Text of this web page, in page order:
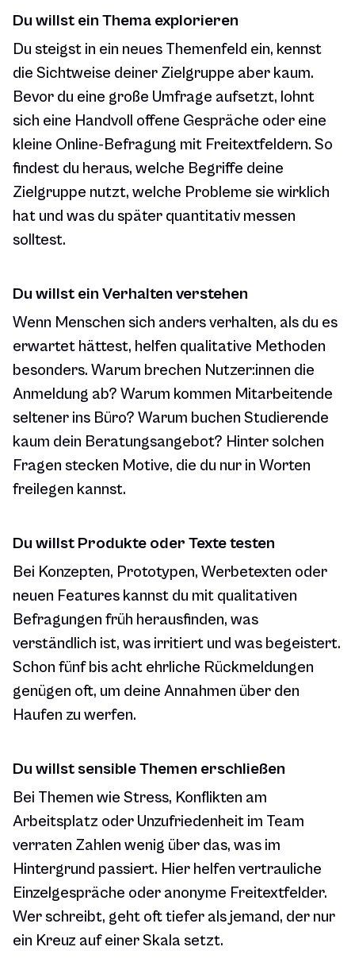
Du willst ein Thema explorieren
Du steigst in ein neues Themenfeld ein, kennst
die Sichtweise deiner Zielgruppe aber kaum.
Bevor du eine große Umfrage aufsetzt, lohnt
sich eine Handvoll offene Gespräche oder eine
kleine Online-Befragung mit Freitextfeldern. So
findest du heraus, welche Begriffe deine
Zielgruppe nutzt, welche Probleme sie wirklich
hat und was du später quantitativ messen
solltest.
Du willst ein Verhalten verstehen
Wenn Menschen sich anders verhalten, als du es
erwartet hättest, helfen qualitative Methoden
besonders. Warum brechen Nutzer:innen die
Anmeldung ab? Warum kommen Mitarbeitende
seltener ins Büro? Warum buchen Studierende
kaum dein Beratungsangebot? Hinter solchen
Fragen stecken Motive, die du nur in Worten
freilegen kannst.
Du willst Produkte oder Texte testen
Bei Konzepten, Prototypen, Werbetexten oder
neuen Features kannst du mit qualitativen
Befragungen früh herausfinden, was
verständlich ist, was irritiert und was begeistert.
Schon fünf bis acht ehrliche Rückmeldungen
genügen oft, um deine Annahmen über den
Haufen zu werfen.
Du willst sensible Themen erschließen
Bei Themen wie Stress, Konflikten am
Arbeitsplatz oder Unzufriedenheit im Team
verraten Zahlen wenig über das, was im
Hintergrund passiert. Hier helfen vertrauliche
Einzelgespräche oder anonyme Freitextfelder.
Wer schreibt, geht oft tiefer als jemand, der nur
ein Kreuz auf einer Skala setzt.